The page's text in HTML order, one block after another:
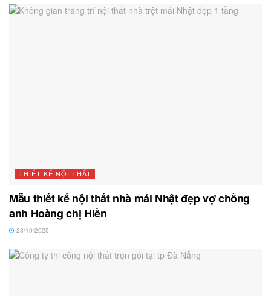
THIẾT KẾ NỘI THẤT
Mẫu thiết kế nội thất nhà mái Nhật đẹp vợ chồng
anh Hoàng chị Hiền
28/10/2025